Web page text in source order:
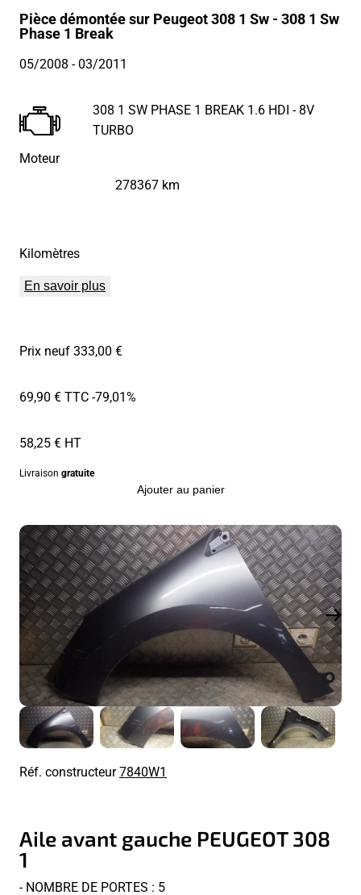
Pièce démontée sur Peugeot 308 1 Sw - 308 1 Sw
Phase 1 Break
05/2008- 03/2011
Moteur
308 1 SW PHASE 1 BREAK 1.6 HDI - 8V
TURBO
Kilomètres
278367 km
En savoir plus
Prix neuf 333,00 €
69,90 € TTC-79,01%
58,25 € HT
Livraison gratuite
Ajouter au panier
Réf. constructeur7840W1
Aile avant gauche PEUGEOT 308
1
- NOMBRE DE PORTES : 5